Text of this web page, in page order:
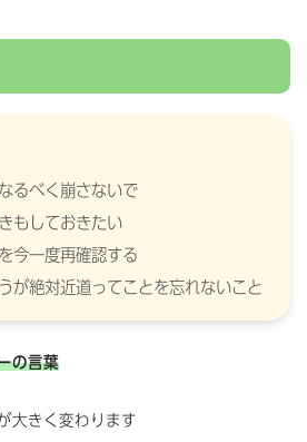
るべく崩さないで
もしておきたい
今一度再確認する
が絶対近道ってことを忘れないこと
の言葉
大きく変わります